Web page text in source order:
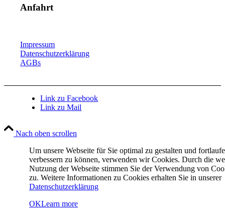
Anfahrt
Impressum
Datenschutzerklärung
AGBs
Link zu Facebook
Link zu Mail
Nach oben scrollen
Um unsere Webseite für Sie optimal zu gestalten und
verbessern zu können, verwenden wir Cookies. Durch die
Nutzung der Webseite stimmen Sie der Verwendung von
zu. Weitere Informationen zu Cookies erhalten Sie in unserer
Datenschutzerklärung
OKLearn more